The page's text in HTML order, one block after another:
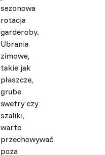
sezonowa
rotacja
garderoby.
Ubrania
zimowe,
takie jak
płaszcze,
grube
swetry czy
szaliki,
warto
przechowywać
poza